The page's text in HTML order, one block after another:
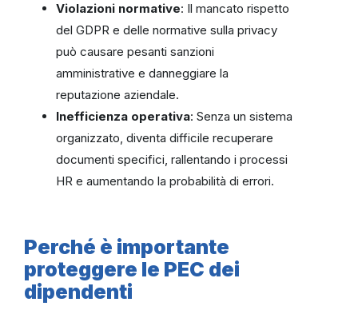
Violazioni normative: Il mancato rispetto
del GDPR e delle normative sulla privacy
può causare pesanti sanzioni
amministrative e danneggiare la
reputazione aziendale.
Inefficienza operativa: Senza un sistema
organizzato, diventa difficile recuperare
documenti specifici, rallentando i processi
HR e aumentando la probabilità di errori.
Perché è importante
proteggere le PEC dei
dipendenti